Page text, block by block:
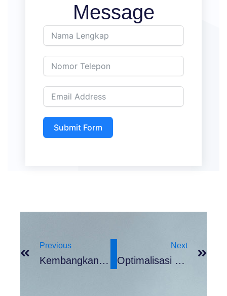
Message
Submit Form
Previous
Kembangkan Bisnis Dan Kesejahteraan Karyawan, Koperasi Kareb Gandeng Bank UMKM Jatim
Next
Optimalisasi Modal Usaha UMKM Jatim: Kunci Pertumbuhan Ekonomi